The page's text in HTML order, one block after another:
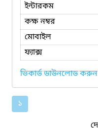
ইন্টারকম
কক্ষ নম্বর
মোবাইল
ফ্যাক্স
ভিকার্ড ডাউনলোড করুন
১